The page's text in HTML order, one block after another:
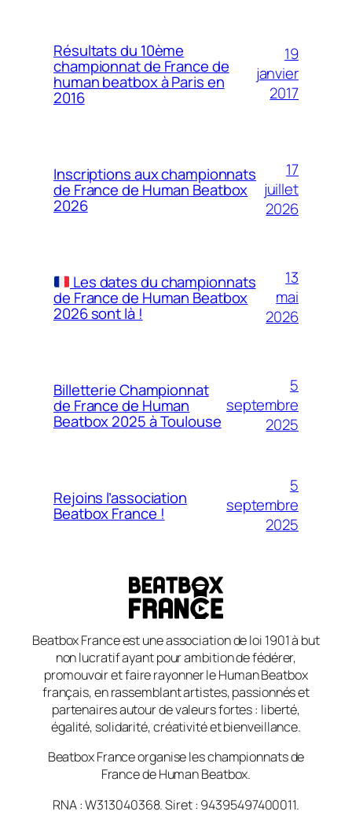
Résultats du 10ème
championnat de France de
human beatbox à Paris en
2016
19
janvier
2017
Inscriptions aux championnats
de France de Human Beatbox
2026
17
juillet
2026
Les dates du championnats
de France de Human Beatbox
2026 sont là !
13
mai
2026
Billetterie Championnat
de France de Human
Beatbox 2025 à Toulouse
5
septembre
2025
Rejoins l’association
Beatbox France !
5
septembre
2025
Beatbox France est une association de loi 1901 à but
non lucratif ayant pour ambition de fédérer,
promouvoir et faire rayonner le Human Beatbox
français, en rassemblant artistes, passionnés et
partenaires autour de valeurs fortes : liberté,
égalité, solidarité, créativité et bienveillance.
Beatbox France organise les championnats de
France de Human Beatbox.
RNA : W313040368. Siret : 94395497400011.